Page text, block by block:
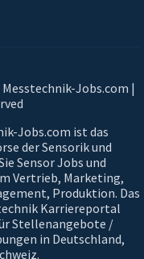
Jobs.com |
Jobs.com ist das
der Sensorik und
Sensor Jobs und
Vertrieb, Marketing,
Produktion. Das
Karriereportal
Stellenangebote /
in Deutschland,